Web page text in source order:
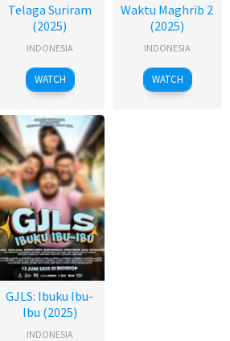
Telaga Suriram
(2025)
INDONESIA
WATCH
Waktu Maghrib 2
(2025)
INDONESIA
WATCH
GJLS: Ibuku Ibu-
Ibu (2025)
INDONESIA